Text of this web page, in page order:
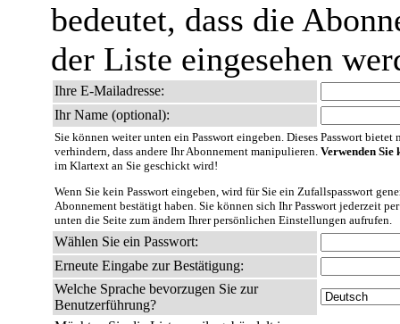
bedeutet, dass die
der Liste eingesehen
Ihre E-Mailadresse:
Ihr Name (optional):
Sie können weiter unten ein Passwort eingeben. Dieses Passwort
verhindern, dass andere Ihr Abonnement manipulieren. Verwenden Sie
im Klartext an Sie geschickt wird!
Wenn Sie kein Passwort eingeben, wird für Sie ein Zufallspasswort
Abonnement bestätigt haben. Sie können sich Ihr Passwort jederzeit
unten die Seite zum ändern Ihrer persönlichen Einstellungen aufrufen.
Wählen Sie ein Passwort:
Erneute Eingabe zur Bestätigung:
Welche Sprache bevorzugen Sie zur
Benutzerführung?